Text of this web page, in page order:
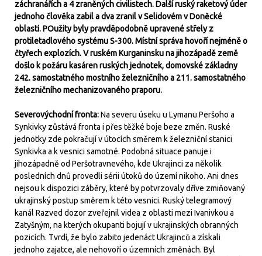
záchranářích a 4 zraněných civilistech. Další ruský raketový úder
jednoho člověka zabil a dva zranil v Selidovém v Doněcké
oblasti. POužity byly pravděpodobně upravené střely z
protiletadlového systému S-300. Místní správa hovoří nejméně o
čtyřech explozích. V ruském Kurganinsku na jihozápadě země
došlo k požáru kasáren ruských jednotek, domovské základny
242. samostatného mostního železničního a 211. samostatného
železničního mechanizovaného praporu.
Severovýchodní fronta:Na severu úseku u Lymanu Peršoho a
Synkivky zůstává fronta i přes těžké boje beze změn. Ruské
jednotky zde pokračují v útocích směrem k železniční stanici
Synkivka a k vesnici samotné. Podobná situace panuje i
jihozápadně od Peršotravnevého, kde Ukrajinci za několik
posledních dnů provedli sérii útoků do území nikoho. Ani dnes
nejsou k dispozici záběry, které by potvrzovaly dříve zmiňovaný
ukrajinský postup směrem k této vesnici. Ruský telegramový
kanál Razved dozor zveřejnil videa z oblasti mezi Ivanivkou a
Zatyšným, na kterých okupanti bojují v ukrajinských obranných
pozicích. Tvrdí, že bylo zabito jedenáct Ukrajinců a získali
jednoho zajatce, ale nehovoří o územních změnách. Byl